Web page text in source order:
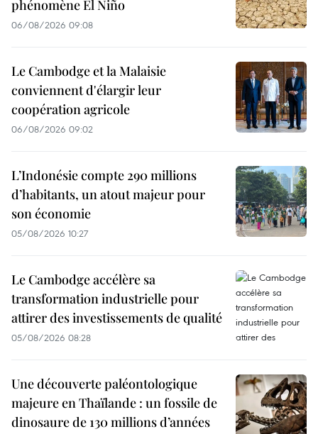
phénomène El Niño
06/08/2026 09:08
Le Cambodge et la Malaisie
conviennent d'élargir leur
coopération agricole
06/08/2026 09:02
L’Indonésie compte 290 millions
d’habitants, un atout majeur pour
son économie
05/08/2026 10:27
Le Cambodge accélère sa
transformation industrielle pour
attirer des investissements de qualité
05/08/2026 08:28
Une découverte paléontologique
majeure en Thaïlande : un fossile de
dinosaure de 130 millions d’années